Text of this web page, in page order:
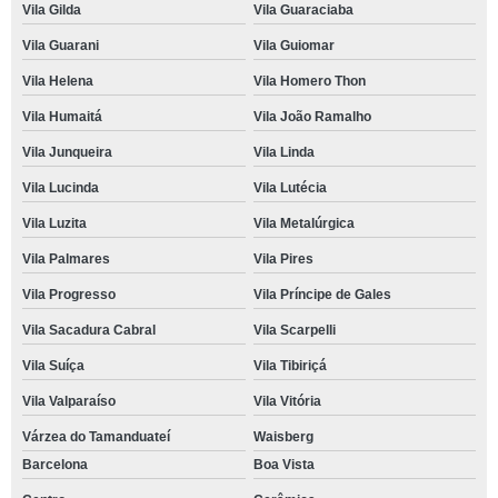
Vila Gilda Vila Guaraciaba
Vila Guarani Vila Guiomar
Vila Helena Vila Homero Thon
Vila Humaitá Vila João Ramalho
Vila Junqueira Vila Linda
Vila Lucinda Vila Lutécia
Vila Luzita Vila Metalúrgica
Vila Palmares Vila Pires
Vila Progresso Vila Príncipe de Gales
Vila Sacadura Cabral Vila Scarpelli
Vila Suíça Vila Tibiriçá
Vila Valparaíso Vila Vitória
Várzea do Tamanduateí
Waisberg
Barcelona
Boa Vista